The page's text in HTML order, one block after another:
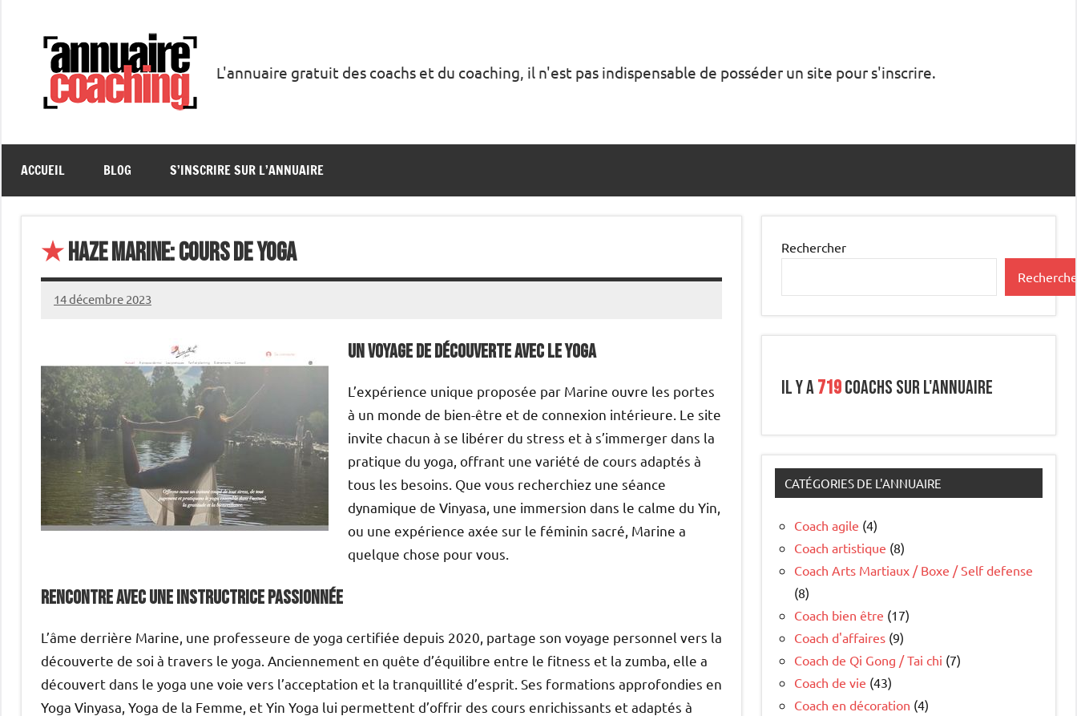
Coaching
L'annuaire gratuit des coachs et du coaching, il n'est pas indispensable de posséder un site pour s'inscrire.
ACCUEIL BLOG S’INSCRIRE SUR L’ANNUAIRE
★Haze Marine: Cours De Yoga
14 décembre 2023
annuairecoaching
Un Voyage de Découverte avec le Yoga
L’expérience unique proposée par Marine ouvre les portes
à un monde de bien-être et de connexion intérieure. Le site
invite chacun à se libérer du stress et à s’immerger dans la
pratique du yoga, offrant une variété de cours adaptés à
tous les besoins. Que vous recherchiez une séance
dynamique de Vinyasa, une immersion dans le calme du Yin,
ou une expérience axée sur le féminin sacré, Marine a
quelque chose pour vous.
Rencontre avec une Instructrice Passionnée
L’âme derrière Marine, une professeure de yoga certifiée depuis 2020, partage son voyage personnel vers la
découverte de soi à travers le yoga. Anciennement en quête d’équilibre entre le fitness et la zumba, elle a
découvert dans le yoga une voie vers l’acceptation et la tranquillité d’esprit. Ses formations approfondies en
Yoga Vinyasa, Yoga de la Femme, et Yin Yoga lui permettent d’offrir des cours enrichissants et adaptés à
Rechercher
Il y a719coachs sur l'annuaire
CATÉGORIES DE L'ANNUAIRE
Coach agile (4)
Coach artistique (8)
Coach Arts Martiaux / Boxe / Self defense
(8)
Coach bien être (17)
Coach d'affaires (9)
Coach de Qi Gong / Tai chi (7)
Coach de vie (43)
Coach en décoration (4)